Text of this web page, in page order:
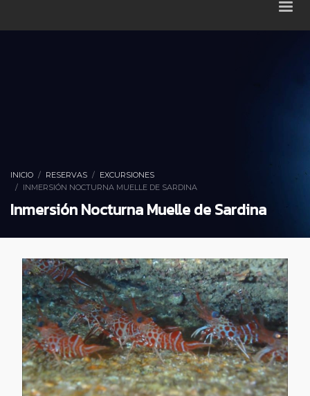
INICIO RESERVAS
EXCURSIONES
INMERSIÓN NOCTURNA MUELLE DE SARDINA
Inmersión Nocturna Muelle de Sardina